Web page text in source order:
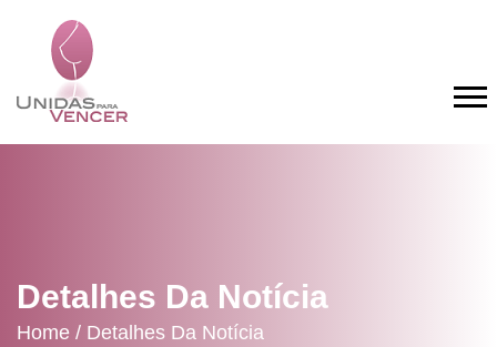
Detalhes Da Notícia
Home / Detalhes Da Notícia